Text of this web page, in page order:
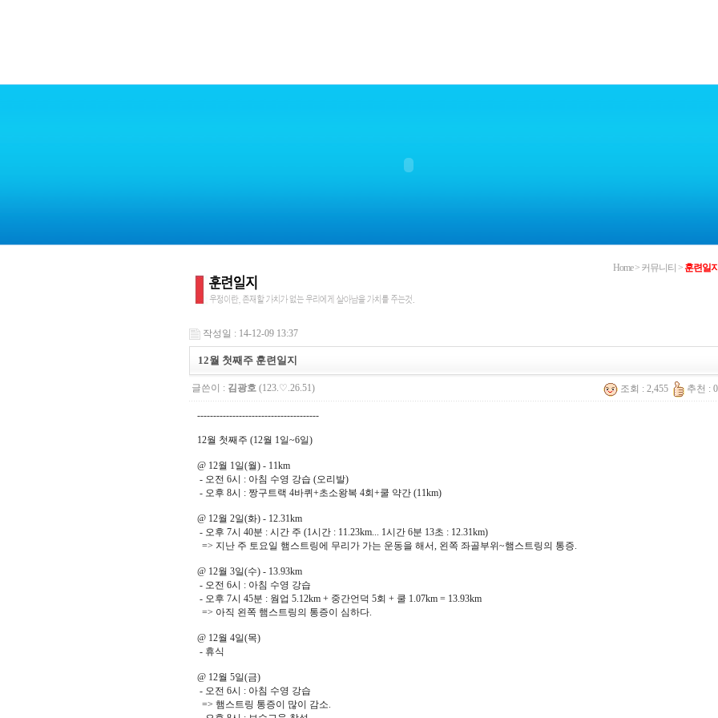
Home > 커뮤니티 > 훈련일지
작성일 : 14-12-09 13:37
12월 첫째주 훈련일지
글쓴이 : 김광호 (123.♡.26.51) 조회 : 2,455 추천 : 0
--------------------------------------
12월 첫째주 (12월 1일~6일)
@ 12월 1일(월) - 11km
- 오전 6시 : 아침 수영 강습 (오리발)
- 오후 8시 : 짱구트랙 4바퀴+초소왕복 4회+쿨 약간 (11km)
@ 12월 2일(화) - 12.31km
- 오후 7시 40분 : 시간 주 (1시간 : 11.23km... 1시간 6분 13초 : 12.31km)
=> 지난 주 토요일 햄스트링에 무리가 가는 운동을 해서, 왼쪽 좌골부위~햄스트링의 통증.
@ 12월 3일(수) - 13.93km
- 오전 6시 : 아침 수영 강습
- 오후 7시 45분 : 웜업 5.12km + 중간언덕 5회 + 쿨 1.07km = 13.93km
=> 아직 왼쪽 햄스트링의 통증이 심하다.
@ 12월 4일(목)
- 휴식
@ 12월 5일(금)
- 오전 6시 : 아침 수영 강습
=> 햄스트링 통증이 많이 감소.